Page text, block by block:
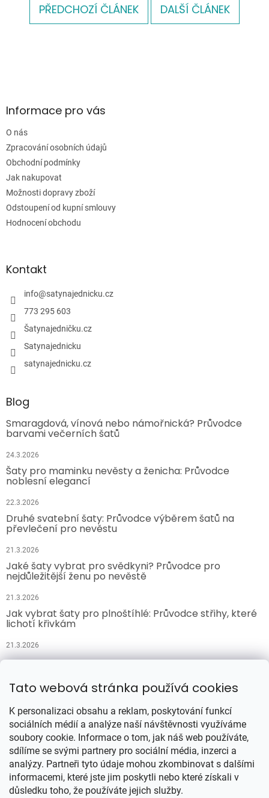
Tato webová stránka používá cookies
K personalizaci obsahu a reklam, poskytování funkcí
sociálních médií a analýze naší návštěvnosti využíváme
soubory cookie. Informace o tom, jak náš web používáte,
sdílíme se svými partnery pro sociální média, inzerci a
analýzy. Partneři tyto údaje mohou zkombinovat s dalšími
informacemi, které jste jim poskytli nebo které získali v
důsledku toho, že používáte jejich služby.
PŘEDCHOZÍ ČLÁNEK DALŠÍ ČLÁNEK
aInformace pro vás
O nás
Zpracování osobních údajů
Obchodní podmínky
Jak nakupovat
Možnosti dopravy zboží
Odstoupení od kupní smlouvy
Hodnocení obchodu
Kontakt
info@satynajednicku.cz
773 295 603
Šatynajedničku.cz
Satynajednicku
satynajednicku.cz
Blog
Smaragdová, vínová nebo námořnická? Průvodce
barvami večerních šatů
24.3.2026
Šaty pro maminku nevěsty a ženicha: Průvodce
noblesní elegancí
22.3.2026
Druhé svatební šaty: Průvodce výběrem šatů na
převlečení pro nevěstu
21.3.2026
Jaké šaty vybrat pro svědkyni? Průvodce pro
nejdůležitější ženu po nevěstě
21.3.2026
Jak vybrat šaty pro plnoštíhlé: Průvodce střihy, které
lichotí křivkám
21.3.2026
Přijímáme online platby
Vytvořil Shoptet